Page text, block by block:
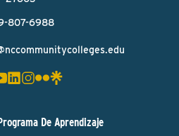
807-6988
De Aprendizaje